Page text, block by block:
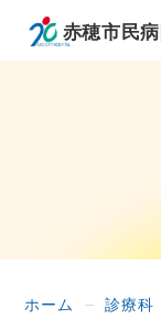
ホーム 診療科